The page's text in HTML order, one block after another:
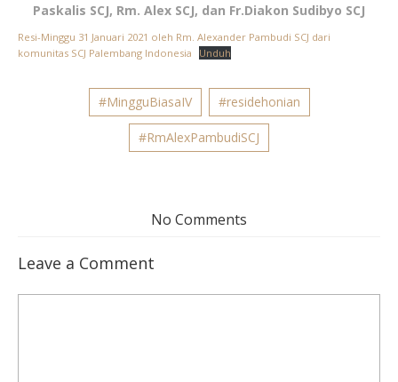
Paskalis SCJ, Rm. Alex SCJ, dan Fr.Diakon Sudibyo SCJ
Resi-Minggu 31 Januari 2021 oleh Rm. Alexander Pambudi SCJ dari
komunitas SCJ Palembang Indonesia
Unduh
#MingguBiasaIV #residehonian
#RmAlexPambudiSCJ
No Comments
Leave a Comment